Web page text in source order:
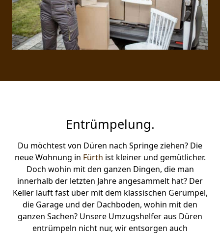
Entrümpelung.
Du möchtest von Düren nach Springe ziehen? Die
neue Wohnung in Fürth ist kleiner und gemütlicher.
Doch wohin mit den ganzen Dingen, die man
innerhalb der letzten Jahre angesammelt hat? Der
Keller läuft fast über mit dem klassischen Gerümpel,
die Garage und der Dachboden, wohin mit den
ganzen Sachen? Unsere Umzugshelfer aus Düren
entrümpeln nicht nur, wir entsorgen auch